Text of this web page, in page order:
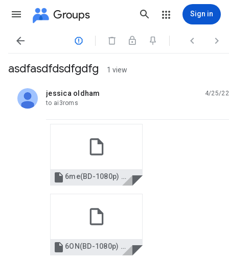
Groups Sign in
   
asdfasdfdsdfgdfg 1 view
jessica oldham
unread,
4/25/22
to ai3roms
 6me(BD-1080p) La pareja del año Español Película.pdf
 6ON(BD-1080p) Saving Leningrad Español Película.pdf